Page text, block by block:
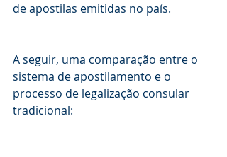
de apostilas emitidas no país.
A seguir, uma comparação entre o
sistema de apostilamento e o
processo de legalização consular
tradicional: